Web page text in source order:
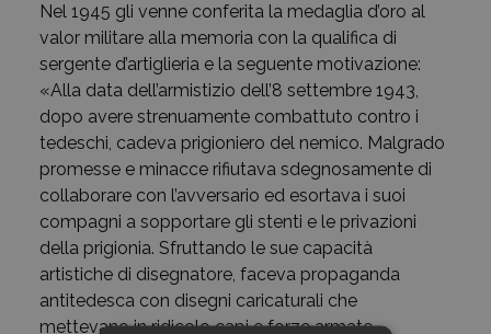
Nel 1945 gli venne conferita la medaglia d’oro al
valor militare alla memoria con la qualifica di
sergente d’artiglieria e la seguente motivazione:
«Alla data dell’armistizio dell’8 settembre 1943,
dopo avere strenuamente combattuto contro i
tedeschi, cadeva prigioniero del nemico. Malgrado
promesse e minacce rifiutava sdegnosamente di
collaborare con l’avversario ed esortava i suoi
compagni a sopportare gli stenti e le privazioni
della prigionia. Sfruttando le sue capacità
artistiche di disegnatore, faceva propaganda
antitedesca con disegni caricaturali che
mettevano in ridicolo capi e forze armate